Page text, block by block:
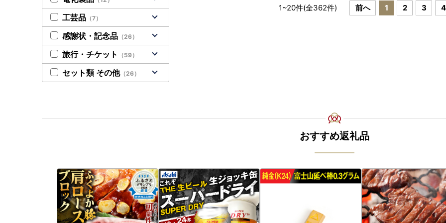
1~20件(全362件) 前へ 1 2 3 4
工芸品 （7）
感謝状・記念品 （26）
旅行・チケット （59）
セット類 その他（26）
おすすめ返礼品